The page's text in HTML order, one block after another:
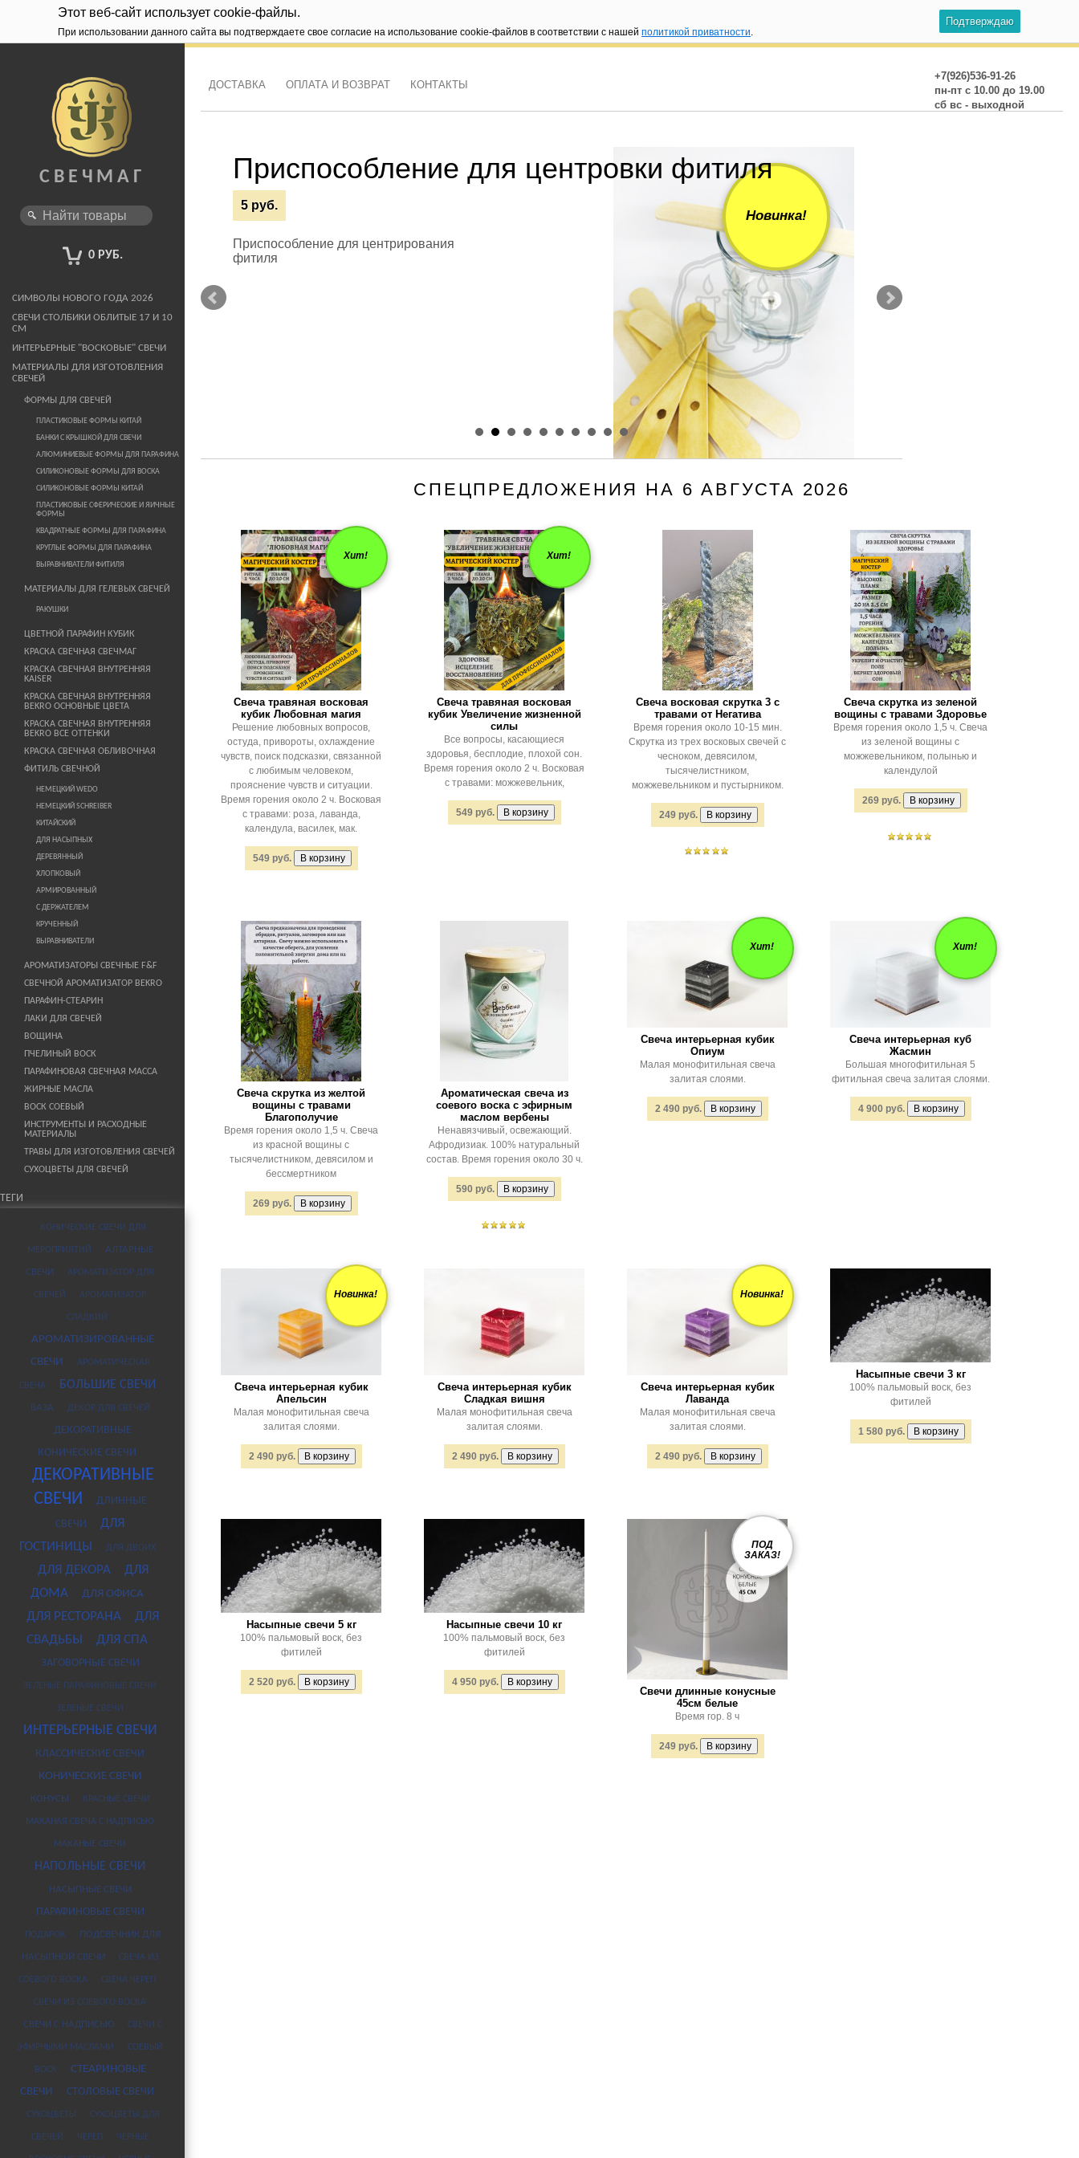
Этот веб-сайт использует cookie-файлы.
При использовании данного сайта вы подтверждаете свое согласие на использование cookie-файлов в соответствии с нашей политикой приватности.
Подтверждаю
СВЕЧМАГ
0 РУБ.
СИМВОЛЫ НОВОГО ГОДА 2026
СВЕЧИ СТОЛБИКИ ОБЛИТЫЕ 17 И 10
СМ
ИНТЕРЬЕРНЫЕ "ВОСКОВЫЕ" СВЕЧИ
МАТЕРИАЛЫ ДЛЯ ИЗГОТОВЛЕНИЯ
СВЕЧЕЙ
ФОРМЫ ДЛЯ СВЕЧЕЙ
ПЛАСТИКОВЫЕ ФОРМЫ КИТАЙ
БАНКИ С КРЫШКОЙ ДЛЯ СВЕЧИ
АЛЮМИНИЕВЫЕ ФОРМЫ ДЛЯ ПАРАФИНА
СИЛИКОНОВЫЕ ФОРМЫ ДЛЯ ВОСКА
СИЛИКОНОВЫЕ ФОРМЫ КИТАЙ
ПЛАСТИКОВЫЕ СФЕРИЧЕСКИЕ И ЯИЧНЫЕ
ФОРМЫ
КВАДРАТНЫЕ ФОРМЫ ДЛЯ ПАРАФИНА
КРУГЛЫЕ ФОРМЫ ДЛЯ ПАРАФИНА
ВЫРАВНИВАТЕЛИ ФИТИЛЯ
МАТЕРИАЛЫ ДЛЯ ГЕЛЕВЫХ СВЕЧЕЙ
РАКУШКИ
ЦВЕТНОЙ ПАРАФИН КУБИК
КРАСКА СВЕЧНАЯ СВЕЧМАГ
КРАСКА СВЕЧНАЯ ВНУТРЕННЯЯ
KAISER
КРАСКА СВЕЧНАЯ ВНУТРЕННЯЯ
BEKRO ОСНОВНЫЕ ЦВЕТА
КРАСКА СВЕЧНАЯ ВНУТРЕННЯЯ
BEKRO ВСЕ ОТТЕНКИ
КРАСКА СВЕЧНАЯ ОБЛИВОЧНАЯ
ФИТИЛЬ СВЕЧНОЙ
НЕМЕЦКИЙ WEDO
НЕМЕЦКИЙ SCHREIBER
КИТАЙСКИЙ
ДЛЯ НАСЫПНЫХ
ДЕРЕВЯННЫЙ
ХЛОПКОВЫЙ
АРМИРОВАННЫЙ
С ДЕРЖАТЕЛЕМ
КРУЧЕННЫЙ
ВЫРАВНИВАТЕЛИ
АРОМАТИЗАТОРЫ СВЕЧНЫЕ F&F
СВЕЧНОЙ АРОМАТИЗАТОР BEKRO
ПАРАФИН-СТЕАРИН
ЛАКИ ДЛЯ СВЕЧЕЙ
ВОЩИНА
ПЧЕЛИНЫЙ ВОСК
ПАРАФИНОВАЯ СВЕЧНАЯ МАССА
ЖИРНЫЕ МАСЛА
ВОСК СОЕВЫЙ
ИНСТРУМЕНТЫ И РАСХОДНЫЕ
МАТЕРИАЛЫ
ТРАВЫ ДЛЯ ИЗГОТОВЛЕНИЯ СВЕЧЕЙ
СУХОЦВЕТЫ ДЛЯ СВЕЧЕЙ
ТЕГИ
КОНИЧЕСКИЕ СВЕЧИ ДЛЯ
МЕРОПРИЯТИЙ АЛТАРНЫЕ
СВЕЧИ АРОМАТИЗАТОР ДЛЯ
СВЕЧЕЙ АРОМАТИЗАТОР
СЛАДКИЙ
АРОМАТИЗИРОВАННЫЕ
СВЕЧИ
АРОМАТИЧЕСКАЯ
СВЕЧА БОЛЬШИЕ СВЕЧИ
ВАЗА ДЕКОР ДЛЯ СВЕЧЕЙ
ДЕКОРАТИВНЫЕ
КОНИЧЕСКИЕ СВЕЧИ
ДЕКОРАТИВНЫЕ
СВЕЧИ
ДЛИННЫЕ
СВЕЧИ
ДЛЯ
ГОСТИНИЦЫ
ДЛЯ ДВОИХ
ДЛЯ ДЕКОРА
ДЛЯ
ДОМА
ДЛЯ ОФИСА
ДЛЯ РЕСТОРАНА
ДЛЯ
СВАДЬБЫ
ДЛЯ СПА
ЗАГОВОРНЫЕ СВЕЧИ
ЗЕЛЕНЫЕ ПАРАФИНОВЫЕ СВЕЧИ
ЗЕЛЕНЫЕ СВЕЧИ
ИНТЕРЬЕРНЫЕ СВЕЧИ
КЛАССИЧЕСКИЕ СВЕЧИ
КОНИЧЕСКИЕ СВЕЧИ
КОНУСЫ КРАСНЫЕ СВЕЧИ
МАКАНАЯ СВЕЧА С НАДПИСЬЮ
МАКАНЫЕ СВЕЧИ
НАПОЛЬНЫЕ СВЕЧИ
НАСЫПНЫЕ СВЕЧИ
ПАРАФИНОВЫЕ СВЕЧИ
ПОДАРОК ПОДСВЕЧНИК ДЛЯ
НАСЫПНОЙ СВЕЧИ СВЕЧА ИЗ
СОЕВОГО ВОСКА СВЕЧА ЧЕРЕП
СВЕЧИ ИЗ СОЕВОГО ВОСКА
СВЕЧИ С НАДПИСЬЮ СВЕЧИ С
ЭФИРНЫМИ МАСЛАМИ СОЕВЫЙ
ВОСК
СТЕАРИНОВЫЕ
СВЕЧИ
СТОЛОВЫЕ СВЕЧИ
СУХОЦВЕТЫ СУХОЦВЕТЫ ДЛЯ
СВЕЧЕЙ ЧЕРЕП ЧЕРНЫЕ
+7(926)536-91-26
пн-пт с 10.00 до 19.00
сб вс - выходной
ДОСТАВКА ОПЛАТА И ВОЗВРАТ КОНТАКТЫ
Новинка!
Приспособление для центровки фитиля
5 руб.
Приспособление для центрирования
фитиля
Новинка!
СПЕЦПРЕДЛОЖЕНИЯ НА 6 АВГУСТА 2026
Хит!
Свеча травяная восковая
кубик Любовная магия
Решение любовных вопросов,
остуда, привороты, охлаждение
чувств, поиск подсказки, связанной
с любимым человеком,
прояснение чувств и ситуации.
Время горения около 2 ч. Восковая
с травами: роза, лаванда,
календула, василек, мак.
549 руб.
Хит!
Свеча травяная восковая
кубик Увеличение жизненной
силы
Все вопросы, касающиеся
здоровья, бесплодие, плохой сон.
Время горения около 2 ч. Восковая
с травами: можжевельник,
549 руб.
Свеча восковая скрутка 3 с
травами от Негатива
Время горения около 10-15 мин.
Скрутка из трех восковых свечей с
чесноком, девясилом,
тысячелистником,
можжевельником и пустырником.
249 руб.
Свеча скрутка из зеленой
вощины с травами Здоровье
Время горения около 1,5 ч. Свеча
из зеленой вощины с
можжевельником, полынью и
календулой
269 руб.
Свеча скрутка из желтой
вощины с травами
Благополучие
Время горения около 1,5 ч. Свеча
из красной вощины с
тысячелистником, девясилом и
бессмертником
269 руб.
Ароматическая свеча из
соевого воска с эфирным
маслом вербены
Ненавязчивый, освежающий.
Афродизиак. 100% натуральный
состав. Время горения около 30 ч.
590 руб.
Хит!
Свеча интерьерная кубик
Опиум
Малая монофитильная свеча
залитая слоями.
2 490 руб.
Хит!
Свеча интерьерная куб
Жасмин
Большая многофитильная 5
фитильная свеча залитая слоями.
4 900 руб.
Новинка!
Свеча интерьерная кубик
Апельсин
Малая монофитильная свеча
залитая слоями.
2 490 руб.
Свеча интерьерная кубик
Сладкая вишня
Малая монофитильная свеча
залитая слоями.
2 490 руб.
Новинка!
Свеча интерьерная кубик
Лаванда
Малая монофитильная свеча
залитая слоями.
2 490 руб.
Насыпные свечи 3 кг
100% пальмовый воск, без
фитилей
1 580 руб.
Насыпные свечи 5 кг
100% пальмовый воск, без
фитилей
2 520 руб.
Насыпные свечи 10 кг
100% пальмовый воск, без
фитилей
4 950 руб.
ПОД
ЗАКАЗ!
Свечи длинные конусные
45см белые
Время гор. 8 ч
249 руб.